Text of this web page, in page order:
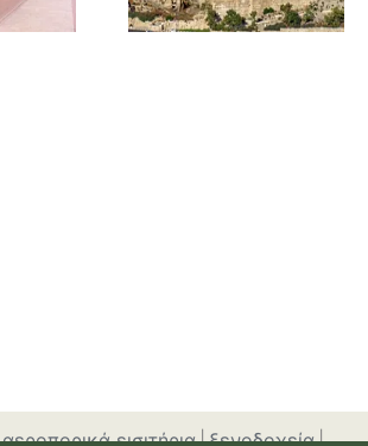
αεροπορικά εισιτήρια|ξενοδοχεία|